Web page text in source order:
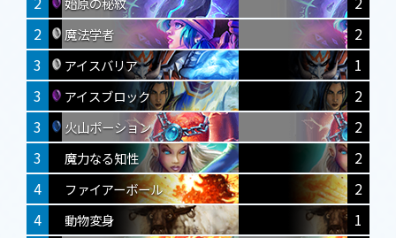
2
魔法学者
2
3
アイスバリア
1
3
アイスブロック
2
3
火山ポーション
2
3
魔力なる知性
2
4
ファイアーボール
2
4
動物変身
1